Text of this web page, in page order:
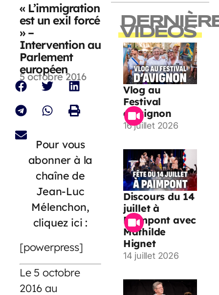
« L’immigration
est un exil forcé
» –
Intervention au
Parlement
européen
5 octobre 2016
Pour vous
abonner à la
chaîne de
Jean-Luc
Mélenchon,
cliquez ici :
[powerpress]
Le 5 octobre
2016 au
VIDEOS
Vlog au
Festival
d’Avignon
16 juillet 2026
Discours du 14
juillet à
Paimpont avec
Mathilde
Hignet
14 juillet 2026